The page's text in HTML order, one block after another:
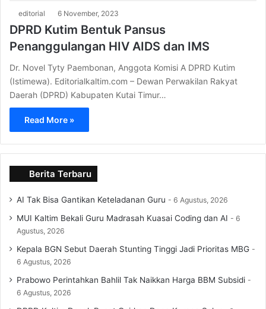
editorial 6 November, 2023
DPRD Kutim Bentuk Pansus
Penanggulangan HIV AIDS dan IMS
Dr. Novel Tyty Paembonan, Anggota Komisi A DPRD Kutim
(Istimewa). Editorialkaltim.com – Dewan Perwakilan Rakyat
Daerah (DPRD) Kabupaten Kutai Timur…
Read More »
Berita Terbaru
AI Tak Bisa Gantikan Keteladanan Guru 6 Agustus, 2026
MUI Kaltim Bekali Guru Madrasah Kuasai Coding dan AI
6
Agustus, 2026
Kepala BGN Sebut Daerah Stunting Tinggi Jadi Prioritas MBG
6 Agustus, 2026
Prabowo Perintahkan Bahlil Tak Naikkan Harga BBM Subsidi
6 Agustus, 2026